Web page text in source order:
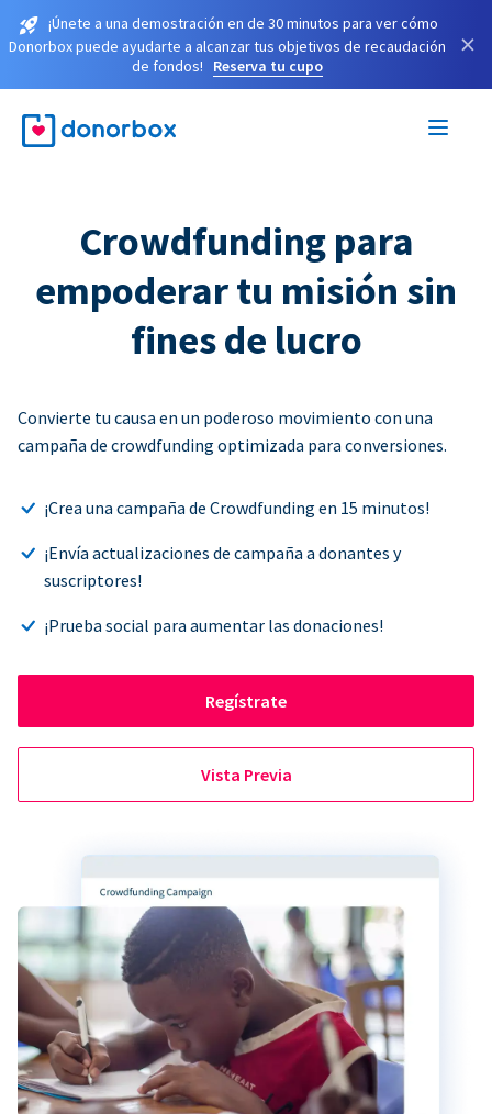
¡Únete a una demostración en de 30 minutos para ver cómo
Donorbox puede ayudarte a alcanzar tus objetivos de recaudación
de fondos!
Reserva tu cupo
×
Crowdfunding para
empoderar tu misión sin
fines de lucro
Convierte tu causa en un poderoso movimiento con una
campaña de crowdfunding optimizada para conversiones.
¡Crea una campaña de Crowdfunding en 15 minutos!
¡Envía actualizaciones de campaña a donantes y
suscriptores!
¡Prueba social para aumentar las donaciones!
Regístrate
Vista Previa